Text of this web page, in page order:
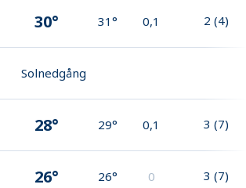
30° 31° 0,1 2 (4)
Solnedgång
28° 29° 0,1 3 (7)
26° 26° 0 3 (7)